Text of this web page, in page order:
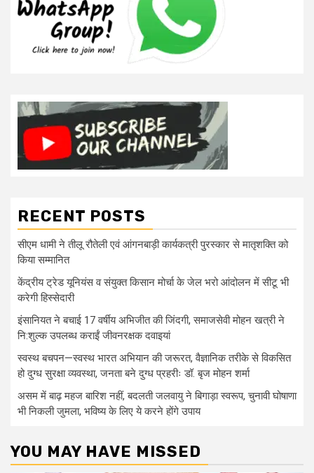
RECENT POSTS
सीएम धामी ने तीलू रौतेली एवं आंगनबाड़ी कार्यकत्री पुरस्कार से मातृशक्ति को
किया सम्मानित
केंद्रीय ट्रेड यूनियंस व संयुक्त किसान मोर्चा के जेल भरो आंदोलन में सीटू भी
करेगी हिस्सेदारी
इंसानियत ने बचाई 17 वर्षीय अभिजीत की जिंदगी, समाजसेवी मोहन खत्री ने
नि:शुल्क उपलब्ध कराईं जीवनरक्षक दवाइयां
स्वस्थ बचपन—स्वस्थ भारत अभियान की जरूरत, वैज्ञानिक तरीके से विकसित
हो दुग्ध सुरक्षा व्यवस्था, जनता बने दुग्ध प्रहरीः डॉ. बृज मोहन शर्मा
असम में बाढ़ महज बारिश नहीं, बदलती जलवायु ने बिगाड़ा स्वरूप, चुनावी घोषाणा
भी निकली जुमला, भविष्य के लिए ये करने होंगे उपाय
YOU MAY HAVE MISSED